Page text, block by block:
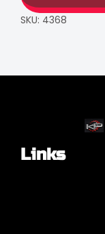
SKU: 4368
Links